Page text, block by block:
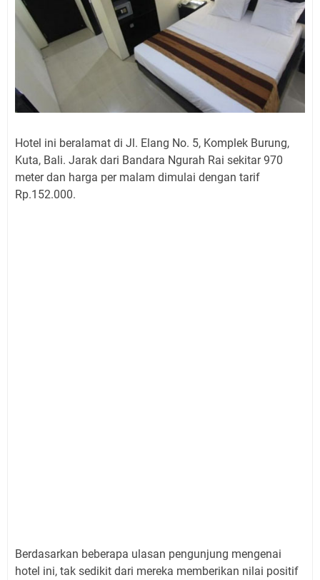
Hotel ini beralamat di Jl. Elang No. 5, Komplek Burung,
Kuta, Bali. Jarak dari Bandara Ngurah Rai sekitar 970
meter dan harga per malam dimulai dengan tarif
Rp.152.000.
Berdasarkan beberapa ulasan pengunjung mengenai
hotel ini, tak sedikit dari mereka memberikan nilai positif